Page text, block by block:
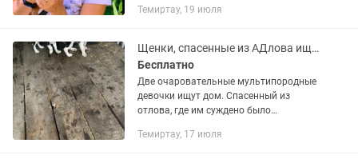
Темиртау, 19 июля
Щенки, спасенные из АДлова ищут дом
Бесплатно
Две очаровательные мультипородные
девочки ищут дом. Спасенный из
отлова, где им суждено было
игривые. Помощь в стерилизации
Темиртау, 17 июля